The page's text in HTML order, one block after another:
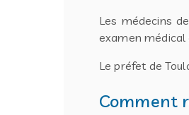
Les médecins
examen médical
Le préfet de
Comment